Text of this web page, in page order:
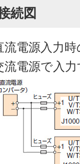
続図
流電源入力
流電源で入